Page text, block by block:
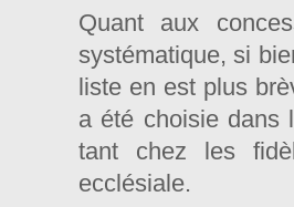
Quant aux
systématique, si
liste en est plus
a été choisie dans
tant chez les
ecclésiale.